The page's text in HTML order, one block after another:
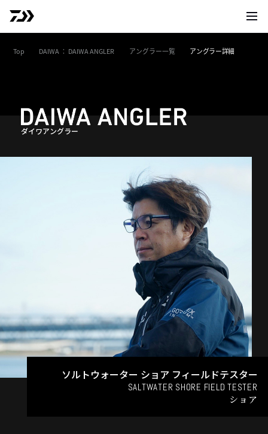
サイ
Top DAIWA ： DAIWA ANGLER アングラー一覧 アングラー詳細
ダイワアングラー
ソルトウォーター ショア フィールドテスター
SALTWATER SHORE FIELD TESTER
ショア